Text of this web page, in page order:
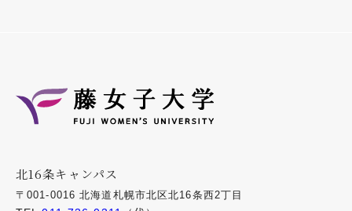
北16条キャンパス
〒001-0016 北海道札幌市北区北16条西2丁目